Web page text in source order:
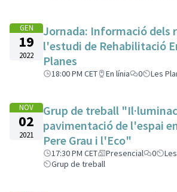
GEN
19
2022
Jornada: Informació dels
l'estudi de Rehabilitació
Planes
18:00 PM CET En línia 0 Les
NOV
02
2021
Grup de treball
pavimentació de l'espai
Pere Grau i l'Eco"
17:30 PM CET Presencial 0
Grup de treball